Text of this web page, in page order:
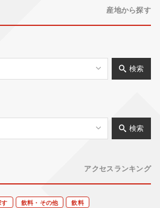
産地から探す
検索
検索
アクセスランキング
飲料・その他
飲料